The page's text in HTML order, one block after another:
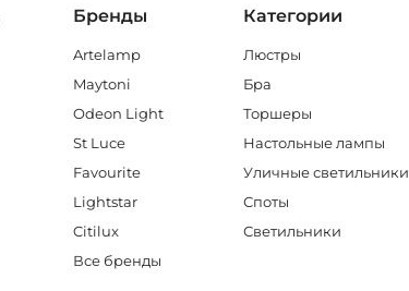
Бренды
Artelamp
Maytoni
Odeon Light
St Luce
Favourite
Lightstar
Citilux
Все бренды
Категории
Люстры
Бра
Торшеры
Настольные лампы
Уличные светильники
Споты
Светильники